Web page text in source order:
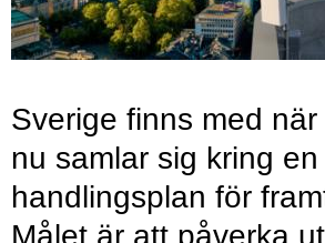
Sverige finns med
nu samlar sig kring
handlingsplan för